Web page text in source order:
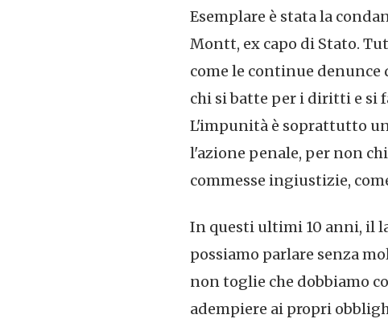
Esemplare è stata la
Montt, ex capo di Stato.
come le continue
chi si batte per i diritti e si
L'impunità è soprattutto
l'azione penale, per non
commesse ingiustizie,
In questi ultimi 10 anni, il
possiamo parlare senza
non toglie che dobbiamo
adempiere ai propri